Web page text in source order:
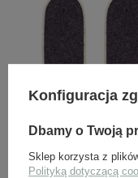
Luftwaffe
24,00 zł
Konfiguracja
Dbamy o Twoją
Sklep korzysta z
Polityką dotyczącą